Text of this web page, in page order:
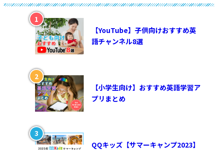
【YouTube】子供向けおすすめ英
語チャンネル8選
【小学生向け】おすすめ英語学習ア
プリまとめ
QQキッズ【サマーキャンプ2023】